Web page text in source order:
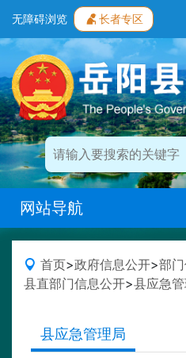
无障碍浏览 长者专区
网站导航
首页>政府信息公开>部
县直部门信息公开>县应急
县应急管理局